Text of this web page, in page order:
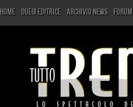
Home Duegi Editrice Archivio News Forum